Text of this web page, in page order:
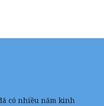
có nhiều năm kinh